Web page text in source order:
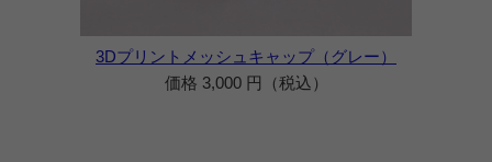
3Dプリントメッシュキャップ（グレー）
価格 3,000 円（税込）